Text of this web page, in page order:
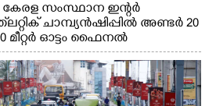
സംസ്ഥാന ഇന്റർ
ചാമ്പ്യൻഷിപ്പിൽ അണ്ടർ 20
ഓട്ടം ഫൈനൽ
ട്രാക്കിന് കുറുകെ ഓടുന്ന